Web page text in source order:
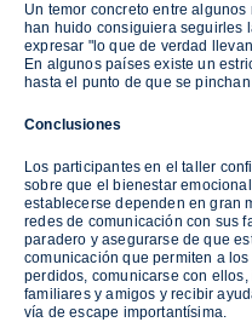
Un temor concreto entre
han huido consiguiera seguirles
expresar "lo que de verdad
En algunos países existe un
hasta el punto de que se
Conclusiones
Los participantes en el taller
sobre que el bienestar
establecerse dependen en gran
redes de comunicación con sus
paradero y asegurarse de que
comunicación que permiten a
perdidos, comunicarse con
familiares y amigos y recibir
vía de escape importantísima.